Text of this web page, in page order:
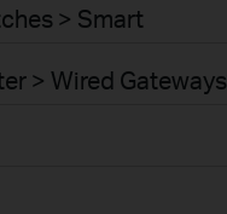
> Smart
> Wired Gateways